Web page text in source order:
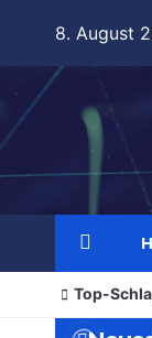
springen
8. August
Top-